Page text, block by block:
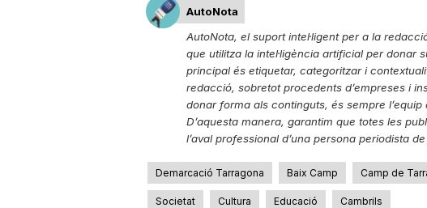
AutoNota
AutoNota, el suport intel·ligent per a la
que utilitza la intel·ligència artificial per donar
principal és etiquetar, categoritzar i
redacció, sobretot procedents d’empreses i
donar forma als continguts, és sempre
D’aquesta manera, garantim que totes les
l’aval professional d’una persona periodista
Demarcació Tarragona Baix Camp Camp de
Societat Cultura Educació Cambrils